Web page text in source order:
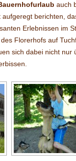
auch
berichten,
Erlebnissen im
Florerhofs auf
sich dabei nicht